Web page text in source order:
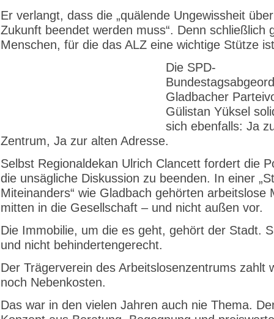
Er verlangt, dass die „quälende Ungewissheit
Zukunft beendet werden muss“. Denn schließlich
Menschen, für die das ALZ eine wichtige Stütze
Die SPD-
Gladbacher
Gülistan Yüksel
sich ebenfalls: Ja
Zentrum, Ja zur alten Adresse.
Selbst Regionaldekan Ulrich Clancett fordert die
die unsägliche Diskussion zu beenden. In einer
Miteinanders“ wie Gladbach gehörten arbeitslose
mitten in die Gesellschaft – und nicht außen vor.
Die Immobilie, um die es geht, gehört der Stadt.
und nicht behindertengerecht.
Der Trägerverein des Arbeitslosenzentrums zahlt
noch Nebenkosten.
Das war in den vielen Jahren auch nie Thema.